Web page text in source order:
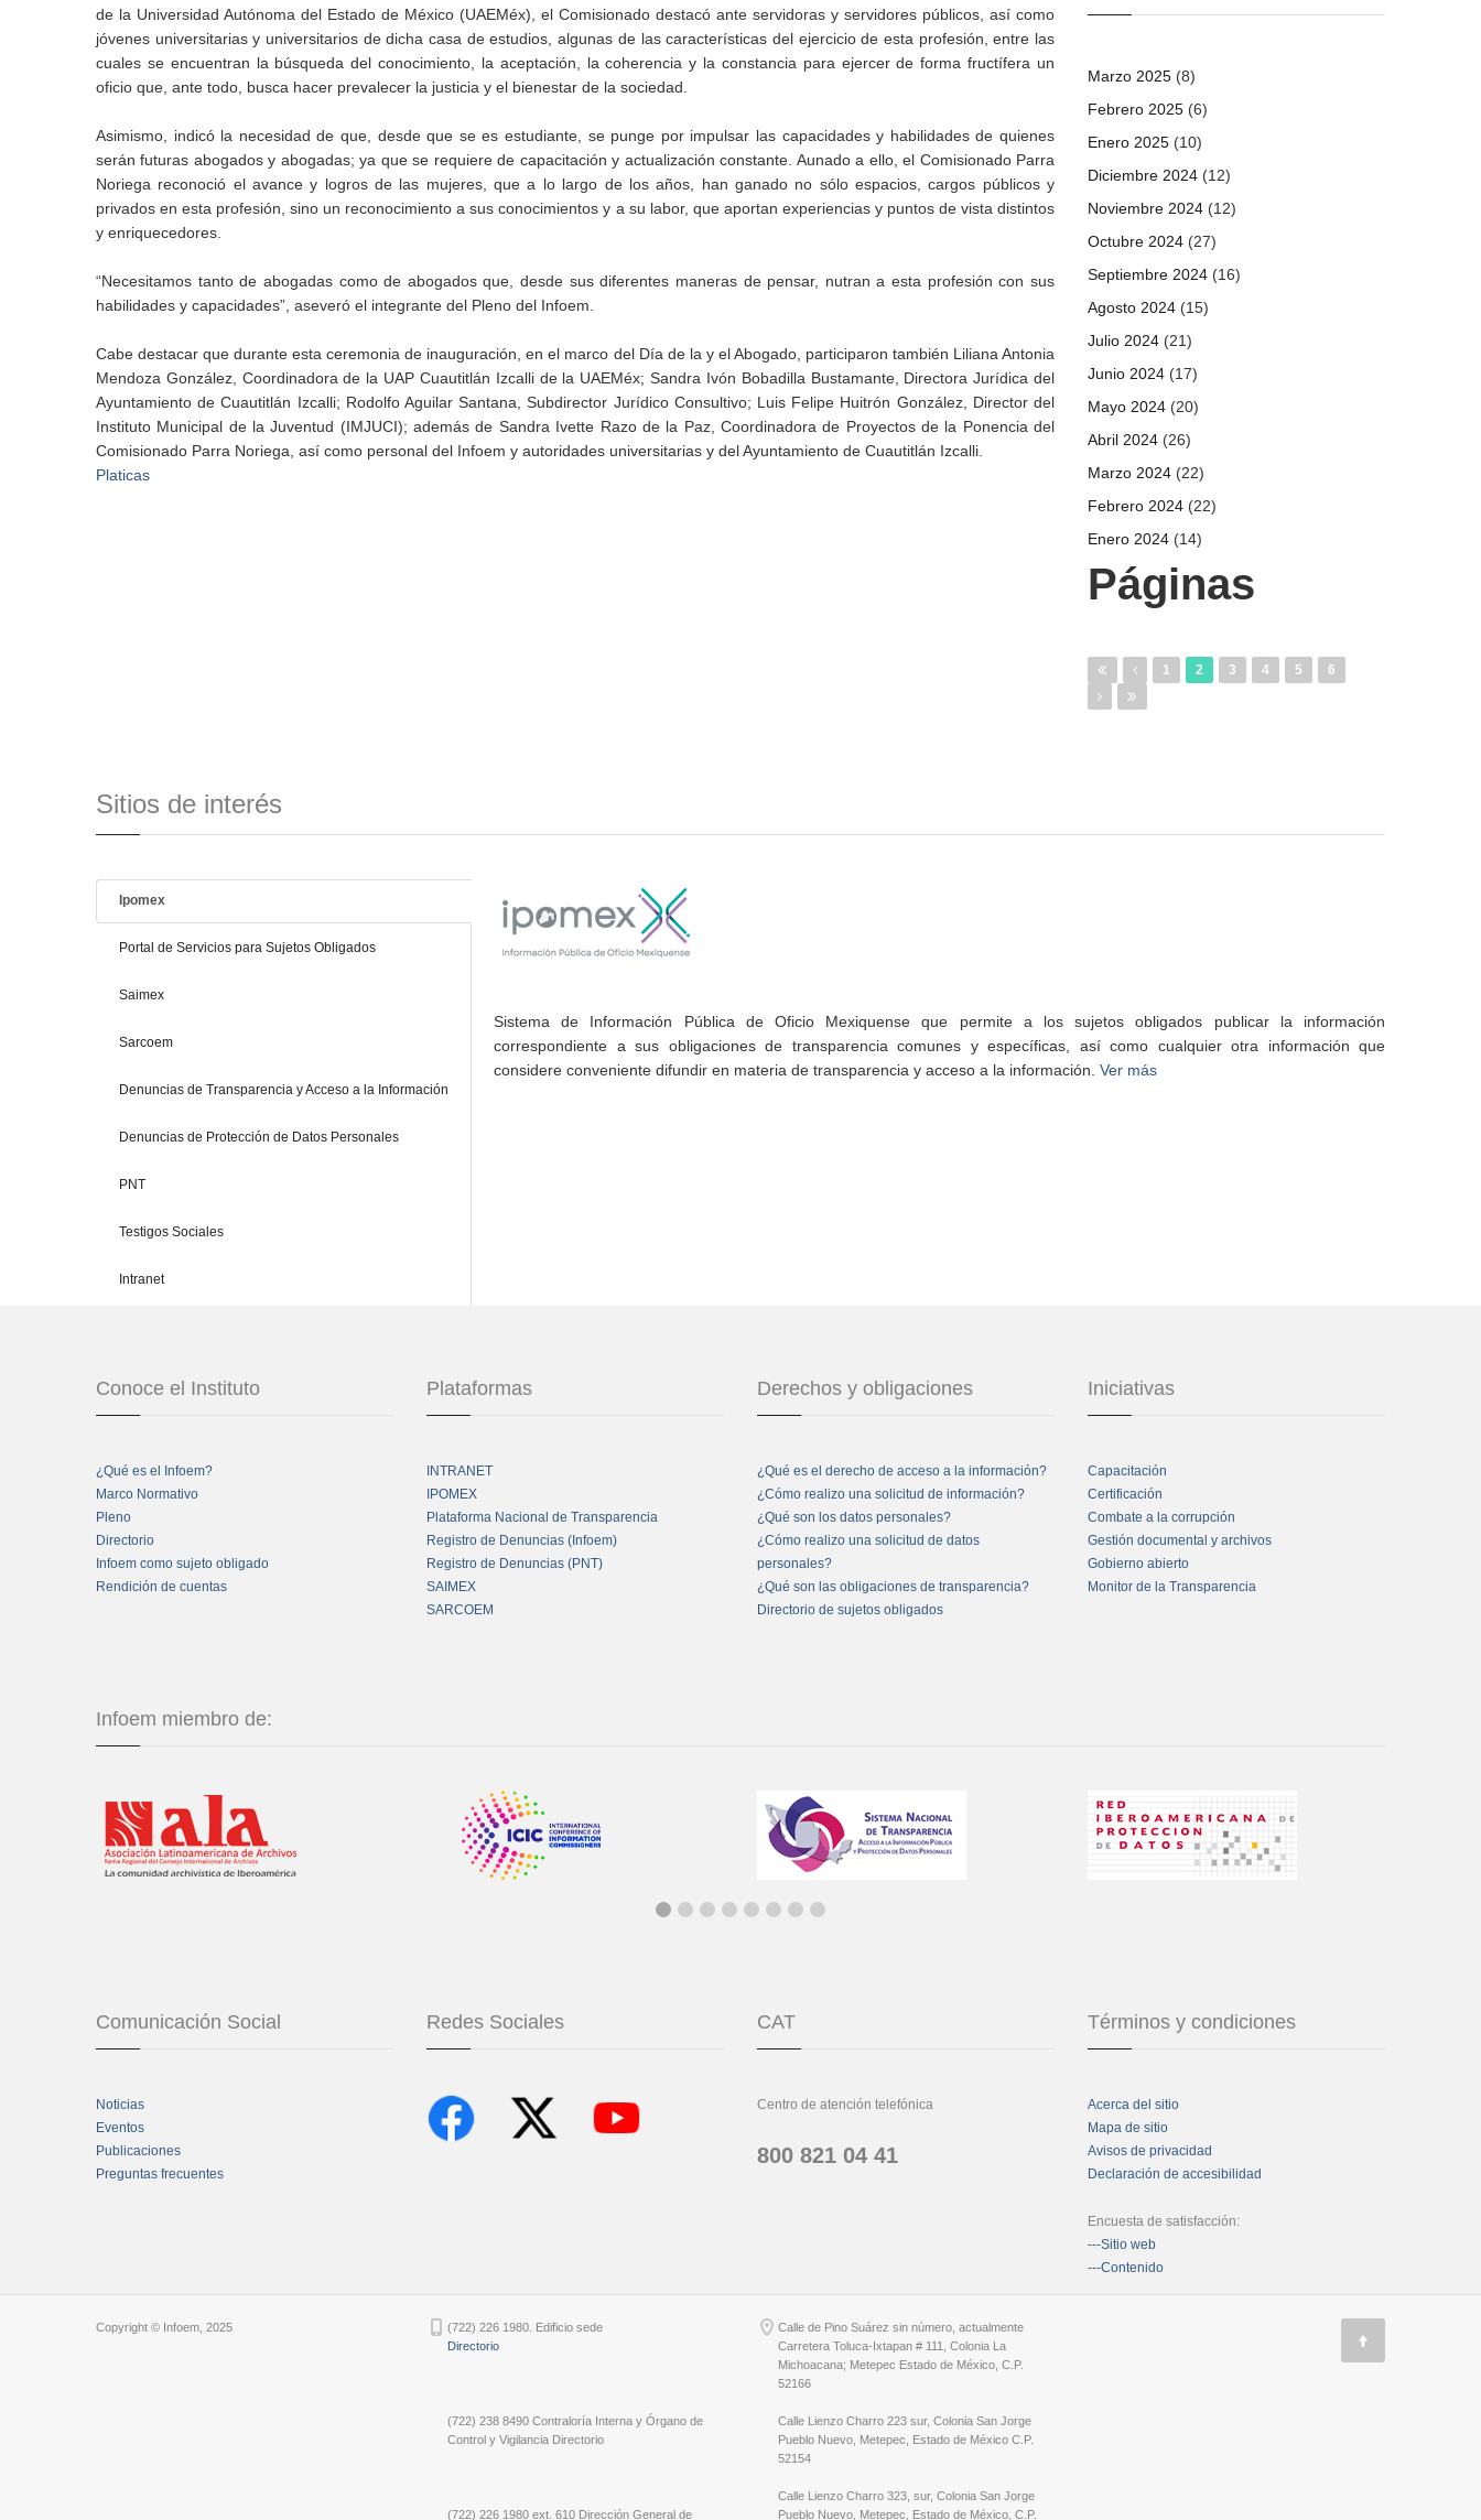
de la Universidad Autónoma del Estado de México (UAEMéx), el Comisionado destacó ante servidoras y servidores públicos, así como
jóvenes universitarias y universitarios de dicha casa de estudios, algunas de las características del ejercicio de esta profesión, entre las
cuales se encuentran la búsqueda del conocimiento, la aceptación, la coherencia y la constancia para ejercer de forma fructífera un
oficio que, ante todo, busca hacer prevalecer la justicia y el bienestar de la sociedad.
Asimismo, indicó la necesidad de que, desde que se es estudiante, se punge por impulsar las capacidades y habilidades de quienes
serán futuras abogados y abogadas; ya que se requiere de capacitación y actualización constante. Aunado a ello, el Comisionado Parra
Noriega reconoció el avance y logros de las mujeres, que a lo largo de los años, han ganado no sólo espacios, cargos públicos y
privados en esta profesión, sino un reconocimiento a sus conocimientos y a su labor, que aportan experiencias y puntos de vista distintos
y enriquecedores.
“Necesitamos tanto de abogadas como de abogados que, desde sus diferentes maneras de pensar, nutran a esta profesión con sus
habilidades y capacidades”, aseveró el integrante del Pleno del Infoem.
Cabe destacar que durante esta ceremonia de inauguración, en el marco del Día de la y el Abogado, participaron también Liliana Antonia
Mendoza González, Coordinadora de la UAP Cuautitlán Izcalli de la UAEMéx; Sandra Ivón Bobadilla Bustamante, Directora Jurídica del
Ayuntamiento de Cuautitlán Izcalli; Rodolfo Aguilar Santana, Subdirector Jurídico Consultivo; Luis Felipe Huitrón González, Director del
Instituto Municipal de la Juventud (IMJUCI); además de Sandra Ivette Razo de la Paz, Coordinadora de Proyectos de la Ponencia del
Comisionado Parra Noriega, así como personal del Infoem y autoridades universitarias y del Ayuntamiento de Cuautitlán Izcalli.
Platicas
Marzo 2025 (8)
Febrero 2025 (6)
Enero 2025 (10)
Diciembre 2024 (12)
Noviembre 2024 (12)
Octubre 2024 (27)
Septiembre 2024 (16)
Agosto 2024 (15)
Julio 2024 (21)
Junio 2024 (17)
Mayo 2024 (20)
Abril 2024 (26)
Marzo 2024 (22)
Febrero 2024 (22)
Enero 2024 (14)
Páginas
1 2 3 4 5 6
Sitios de interés
Ipomex
Portal de Servicios para Sujetos Obligados
Saimex
Sarcoem
Denuncias de Transparencia y Acceso a la Información
Denuncias de Protección de Datos Personales
PNT
Testigos Sociales
Intranet
Sistema de Información Pública de Oficio Mexiquense que permite a los sujetos obligados publicar la información
correspondiente a sus obligaciones de transparencia comunes y específicas, así como cualquier otra información que
considere conveniente difundir en materia de transparencia y acceso a la información. Ver más
Conoce el Instituto
¿Qué es el Infoem?
Marco Normativo
Pleno
Directorio
Infoem como sujeto obligado
Rendición de cuentas
Plataformas
INTRANET
IPOMEX
Plataforma Nacional de Transparencia
Registro de Denuncias (Infoem)
Registro de Denuncias (PNT)
SAIMEX
SARCOEM
Derechos y obligaciones
¿Qué es el derecho de acceso a la información?
¿Cómo realizo una solicitud de información?
¿Qué son los datos personales?
¿Cómo realizo una solicitud de datos
personales?
¿Qué son las obligaciones de transparencia?
Directorio de sujetos obligados
Iniciativas
Capacitación
Certificación
Combate a la corrupción
Gestión documental y archivos
Gobierno abierto
Monitor de la Transparencia
Infoem miembro de:
Comunicación Social
Noticias
Eventos
Publicaciones
Preguntas frecuentes
Redes Sociales CAT
Centro de atención telefónica
800 821 04 41
Términos y condiciones
Acerca del sitio
Mapa de sitio
Avisos de privacidad
Declaración de accesibilidad
Encuesta de satisfacción:
---Sitio web
---Contenido
Copyright © Infoem, 2025
(722) 226 1980. Edificio sede
Directorio
(722) 238 8490 Contraloría Interna y Órgano de
Control y Vigilancia Directorio
(722) 226 1980 ext. 610 Dirección General de
Calle de Pino Suárez sin número, actualmente
Carretera Toluca-Ixtapan # 111, Colonia La
Michoacana; Metepec Estado de México, C.P.
52166
Calle Lienzo Charro 223 sur, Colonia San Jorge
Pueblo Nuevo, Metepec, Estado de México C.P.
52154
Calle Lienzo Charro 323, sur, Colonia San Jorge
Pueblo Nuevo, Metepec, Estado de México, C.P.